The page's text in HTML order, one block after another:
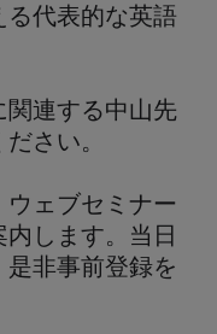
る代表的な英語
関連する中山先
さい。
ェブセミナー
します。当日
非事前登録を